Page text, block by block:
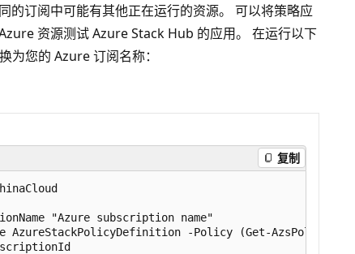
的订阅中可能有其他正在运行的资源。 可以将策略应
资源测试 Azure Stack Hub 的应用。 在运行以下
为您的 Azure 订阅名称：
复制
"Azure subscription name"
AzureStackPolicyDefinition -Policy (Get-AzsPolicy)